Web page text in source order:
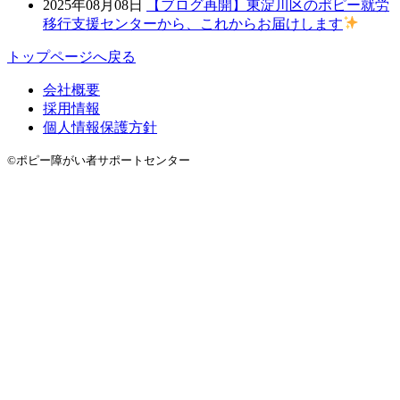
2025年08月08日
【ブログ再開】東淀川区のポピー就労
移行支援センターから、これからお届けします
トップページへ戻る
会社概要
採用情報
個人情報保護方針
©ポピー障がい者サポートセンター